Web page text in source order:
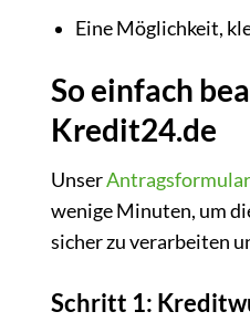
Eine Möglichkeit,
So einfach
Kredit24.de
Unser
wenige Minuten, um
sicher zu verarbeiten
Schritt 1: